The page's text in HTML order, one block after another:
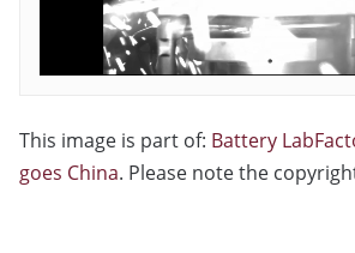
This image is part of: Battery
goes China. Please note the